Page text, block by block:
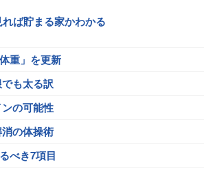
ば貯まる家かわかる
重」を更新
も太る訳
の可能性
の体操術
べき7項目